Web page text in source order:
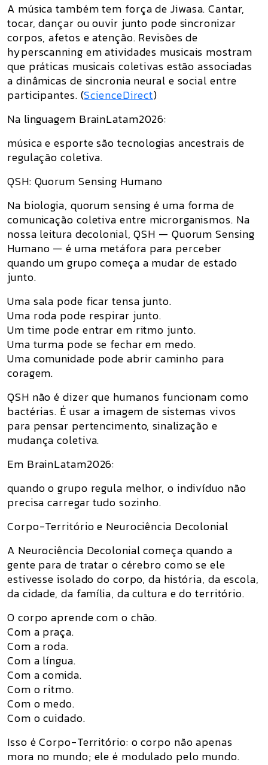
A música também tem força de Jiwasa. Cantar,
tocar, dançar ou ouvir junto pode sincronizar
corpos, afetos e atenção. Revisões de
hyperscanning em atividades musicais mostram
que práticas musicais coletivas estão associadas
a dinâmicas de sincronia neural e social entre
participantes. (ScienceDirect)
Na linguagem BrainLatam2026:
música e esporte são tecnologias ancestrais de
regulação coletiva.
QSH: Quorum Sensing Humano
Na biologia, quorum sensing é uma forma de
comunicação coletiva entre microrganismos. Na
nossa leitura decolonial,QSH — Quorum Sensing
Humano — é uma metáfora para perceber
quando um grupo começa a mudar de estado
junto.
Uma sala pode ficar tensa junto.
Uma roda pode respirar junto.
Um time pode entrar em ritmo junto.
Uma turma pode se fechar em medo.
Uma comunidade pode abrir caminho para
coragem.
QSH não é dizer que humanos funcionam como
bactérias. É usar a imagem de sistemas vivos
para pensar pertencimento, sinalização e
mudança coletiva.
Em BrainLatam2026:
quando o grupo regula melhor, o indivíduo não
precisa carregar tudo sozinho.
Corpo-Território e Neurociência Decolonial
A Neurociência Decolonial começa quando a
gente para de tratar o cérebro como se ele
estivesse isolado do corpo, da história, da escola,
da cidade, da família, da cultura e do território.
O corpo aprende com o chão.
Com a praça.
Com a roda.
Com a língua.
Com a comida.
Com o ritmo.
Com o medo.
Com o cuidado.
Isso éCorpo-Território: o corpo não apenas
mora no mundo; ele é modulado pelo mundo.